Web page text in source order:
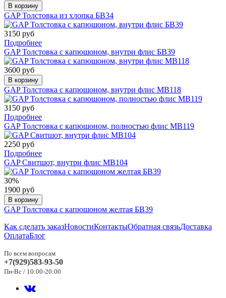
В корзину
GAP Толстовка из хлопка БВ34
3150 руб
Подробнее
GAP Толстовка с капюшоном, внутри флис БВ39
3600 руб
В корзину
GAP Толстовка с капюшоном, внутри флис МВ118
3150 руб
Подробнее
GAP Толстовка с капюшоном, полностью флис МВ119
2250 руб
Подробнее
GAP Свитшот, внутри флис МВ104
30%
1900 руб
В корзину
GAP Толстовка с капюшоном желтая БВ39
Как сделать заказНовостиКонтактыОбратная связьДоставка
ОплатаБлог
По всем вопросам
+7(929)583-93-50
Пн-Вс / 10:00-20:00